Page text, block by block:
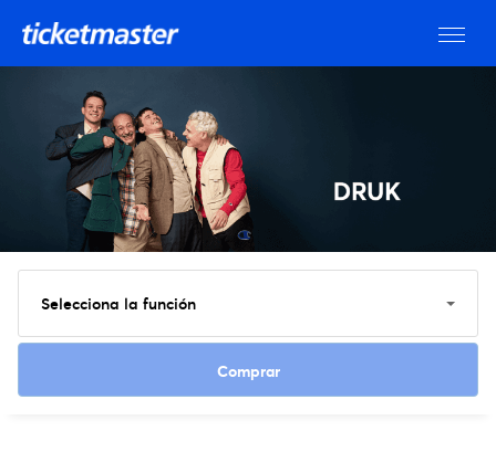
Selecciona la función
Ver entradas